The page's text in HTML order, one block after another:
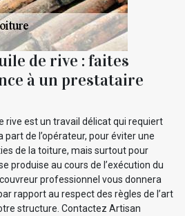
de rive : faites
à un prestataire
rive est un travail délicat qui requiert
de l’opérateur, pour éviter une
de la toiture, mais surtout pour
produise au cours de l’exécution du
professionnel vous donnera
rapport au respect des règles de l’art
structure. Contactez Artisan